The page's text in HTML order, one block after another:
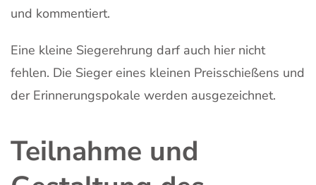
und kommentiert.
Eine kleine Siegerehrung darf auch hier nicht
fehlen. Die Sieger eines kleinen Preisschießens und
der Erinnerungspokale werden ausgezeichnet.
Teilnahme und